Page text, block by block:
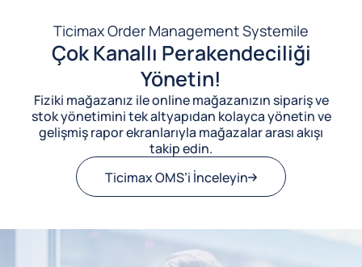
Ticimax Order Management Systemile
Çok Kanallı Perakendeciliği
Yönetin!
Fiziki mağazanız ile online mağazanızın sipariş ve
stok yönetimini tek altyapıdan kolayca yönetin ve
gelişmiş rapor ekranlarıyla mağazalar arası akışı
takip edin.
Ticimax OMS’i İnceleyin